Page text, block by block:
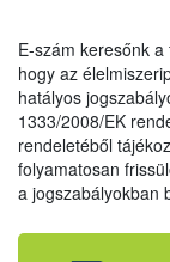
E-szám keresőnk
hogy az
hatályos
1333/2008/EK
rendeletéből
folyamatosan
a jogszabályokban